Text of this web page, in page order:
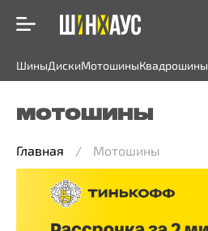
ШиныДискиМотошиныКвадрошины
МОТОШИНЫ
Главная Мотошины